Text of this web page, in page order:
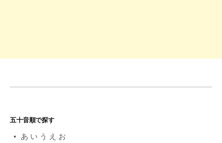
五十音順で探す
あ い う え お